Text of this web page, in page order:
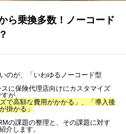
ら乗換多数！ノーコード
のが、「いわゆるノーコード型
に保険代理店向けにカスタマイズ
が、
で高額な費用がかかる」、「導入後
掛かる」
の課題の整理と、その課題に対す
介します。